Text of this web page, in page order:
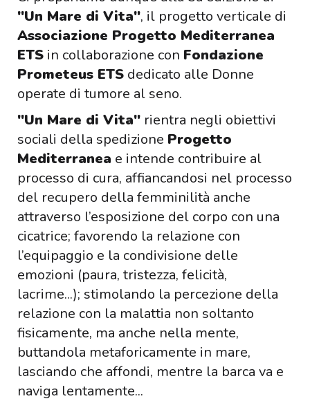
"Un Mare di Vita", il progetto verticale di
Associazione Progetto Mediterranea
ETS in collaborazione con Fondazione
Prometeus ETS dedicato alle Donne
operate di tumore al seno.
"Un Mare di Vita" rientra negli obiettivi
sociali della spedizione Progetto
Mediterranea e intende contribuire al
processo di cura, affiancandosi nel processo
del recupero della femminilità anche
attraverso l’esposizione del corpo con una
cicatrice; favorendo la relazione con
l’equipaggio e la condivisione delle
emozioni (paura, tristezza, felicità,
lacrime...); stimolando la percezione della
relazione con la malattia non soltanto
fisicamente, ma anche nella mente,
buttandola metaforicamente in mare,
lasciando che affondi, mentre la barca va e
naviga lentamente...